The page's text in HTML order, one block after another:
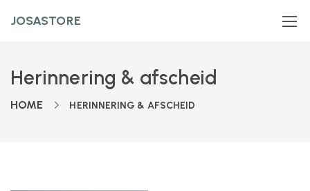
JOSASTORE
Herinnering & afscheid
HOME HERINNERING & AFSCHEID